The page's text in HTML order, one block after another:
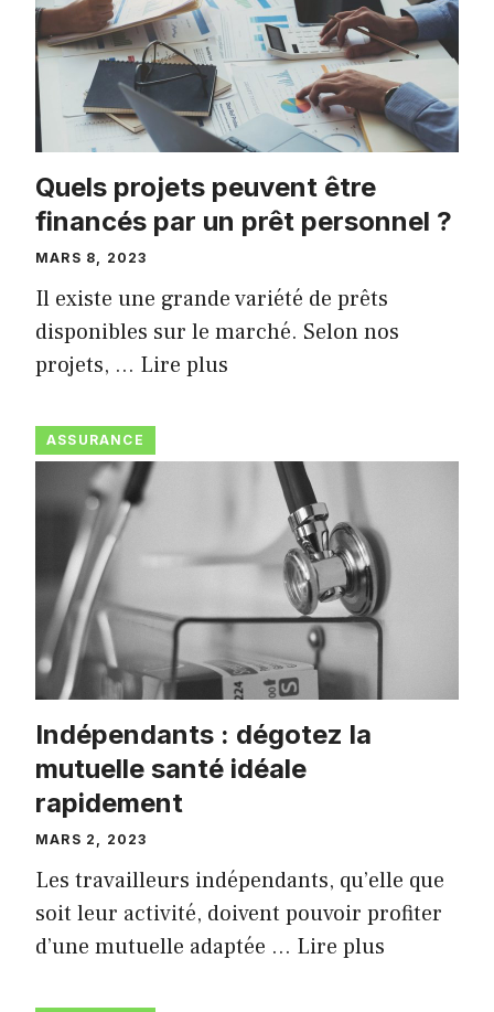
Quels projets peuvent être
financés par un prêt personnel ?
MARS 8, 2023
Il existe une grande variété de prêts
disponibles sur le marché. Selon nos
projets, … Lire plus
ASSURANCE
Indépendants : dégotez la
mutuelle santé idéale
rapidement
MARS 2, 2023
Les travailleurs indépendants, qu’elle que
soit leur activité, doivent pouvoir profiter
d’une mutuelle adaptée … Lire plus